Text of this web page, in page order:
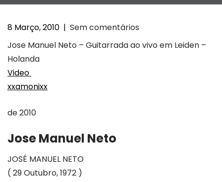
8 Março, 2010 | Sem comentários
Jose Manuel Neto – Guitarrada ao vivo em Leiden –
Holanda
Video
xxamonixx
de 2010
Jose Manuel Neto
JOSÉ MANUEL NETO
( 29 Outubro, 1972 )